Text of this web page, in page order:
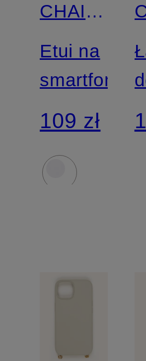
CHAIN
MUNICH
Etui na
smartfon
109 zł